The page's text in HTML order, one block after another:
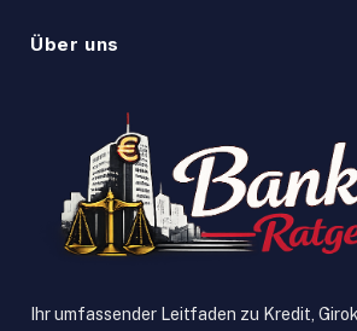
Über uns
Ihr umfassender Leitfaden zu Kredit,